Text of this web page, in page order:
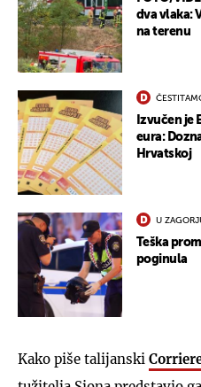
dva vlaka:
na terenu
Izvučen je
eura:
Hrvatskoj
U
Teška
poginula
Kako piše talijanski